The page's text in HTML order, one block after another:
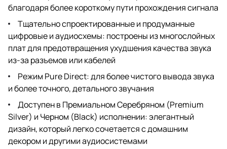
благодаря более короткому пути прохождения сигнала
Тщательно спроектированные и продуманные
цифровые и аудиосхемы: построены из многослойных
плат для предотвращения ухудшения качества звука
из-за разъемов или кабелей
Режим Pure Direct: для более чистого вывода звука
и более точного, детального звучания
Доступен в Премиальном Серебряном (Premium
Silver) и Черном (Black) исполнении: элегантный
дизайн, который легко сочетается с домашним
декором и другими аудиосистемами